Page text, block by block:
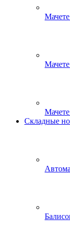
Складные